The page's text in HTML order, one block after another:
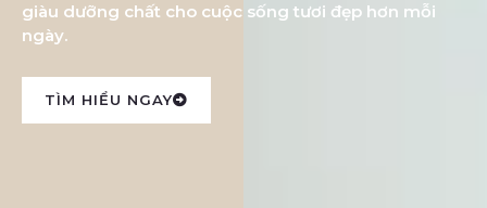
giàu dưỡng chất cho cuộc sống tươi đẹp hơn mỗi
ngày.
TÌM HIỂU NGAY